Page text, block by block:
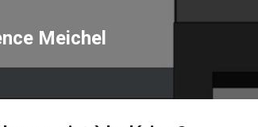
Accéder au contenu principal
Meichel